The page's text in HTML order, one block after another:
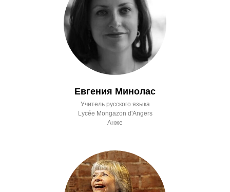
Евгения Минолас
Учитель русского языка
Lycée Mongazon d'Angers
Анже